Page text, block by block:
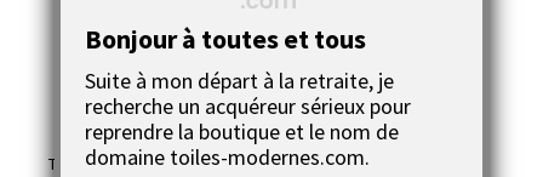
En savoir plus
Titre de l'oeuvre : Vision nocturne
Bonjour à toutes et tous
Suite à mon départ à la retraite, je
recherche un acquéreur sérieux pour
reprendre la boutique et le nom de
domaine toiles-modernes.com.